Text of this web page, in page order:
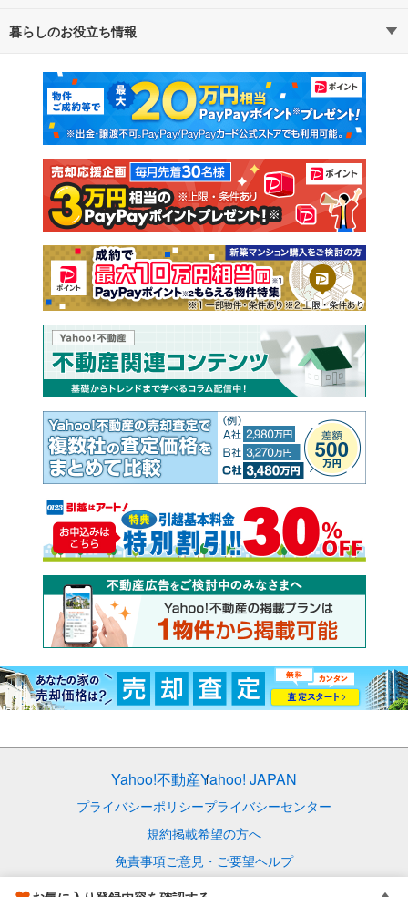
通勤・通学時間から探す
不動産・住宅
新築マンション 中古マンション
新築一戸建て 中古一戸建て
注文住宅 土地
売却査定
暮らしのお役立ち情報
マンションカタログ 教えて！住まいの先生
Yahoo!不動産Yahoo! JAPAN
プライバシーポリシープライバシーセンター
規約掲載希望の方へ
免責事項ご意見・ご要望ヘルプ
© LY Corporation